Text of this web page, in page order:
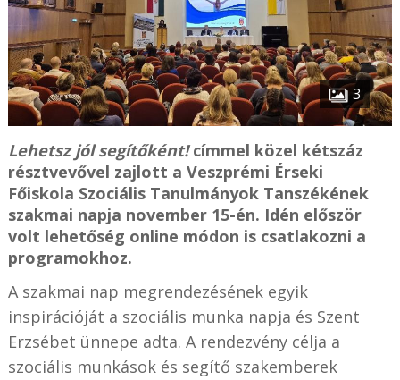
3
Lehetsz jól segítőként!címmel közel kétszáz
résztvevővel zajlott a Veszprémi Érseki
Főiskola Szociális Tanulmányok Tanszékének
szakmai napja november 15-én. Idén először
volt lehetőség online módon is csatlakozni a
programokhoz.
A szakmai nap megrendezésének egyik
inspirációját a szociális munka napja és Szent
Erzsébet ünnepe adta. A rendezvény célja a
szociális munkások és segítő szakemberek